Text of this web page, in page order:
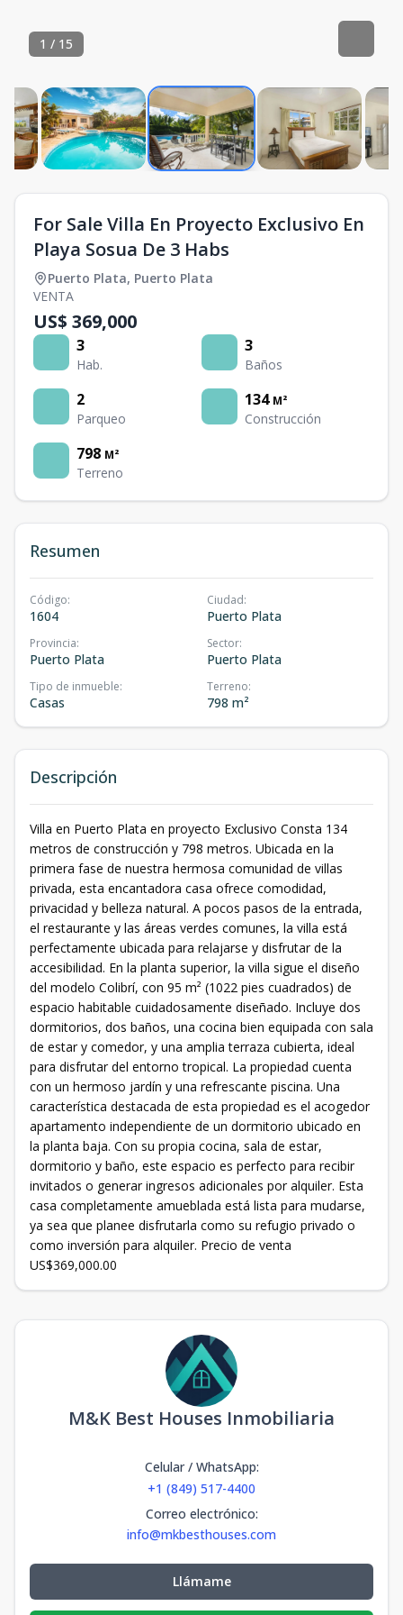
1 / 15
For Sale Villa En Proyecto Exclusivo En
Playa Sosua De 3 Habs
Puerto Plata, Puerto Plata
VENTA
US$ 369,000
3
Hab.
3
Baños
2
Parqueo
134 M²
Construcción
798 M²
Terreno
Resumen
Código:
1604
Ciudad:
Puerto Plata
Provincia:
Puerto Plata
Sector:
Puerto Plata
Tipo de inmueble:
Casas
Terreno:
798 m²
Descripción
Villa en Puerto Plata en proyecto Exclusivo Consta 134
metros de construcción y 798 metros. Ubicada en la
primera fase de nuestra hermosa comunidad de villas
privada, esta encantadora casa ofrece comodidad,
privacidad y belleza natural. A pocos pasos de la entrada,
el restaurante y las áreas verdes comunes, la villa está
perfectamente ubicada para relajarse y disfrutar de la
accesibilidad. En la planta superior, la villa sigue el diseño
del modelo Colibrí, con 95 m² (1022 pies cuadrados) de
espacio habitable cuidadosamente diseñado. Incluye dos
dormitorios, dos baños, una cocina bien equipada con sala
de estar y comedor, y una amplia terraza cubierta, ideal
para disfrutar del entorno tropical. La propiedad cuenta
con un hermoso jardín y una refrescante piscina. Una
característica destacada de esta propiedad es el acogedor
apartamento independiente de un dormitorio ubicado en
la planta baja. Con su propia cocina, sala de estar,
dormitorio y baño, este espacio es perfecto para recibir
invitados o generar ingresos adicionales por alquiler. Esta
casa completamente amueblada está lista para mudarse,
ya sea que planee disfrutarla como su refugio privado o
como inversión para alquiler. Precio de venta
US$369,000.00
M&K Best Houses Inmobiliaria
Celular / WhatsApp:
+1 (849) 517-4400
Correo electrónico:
info@mkbesthouses.com
Llámame